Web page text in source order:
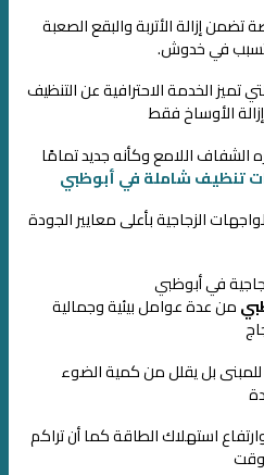
تضمن إزالة الأتربة والبقع الصعبة
التسبب في خدوش.
تميز الخدمة الاحترافية عن التنظيف
الأوساخ فقط
الشفاف اللامع وكأنه جديد تمامًا
تنظيف شاملة في أبوظبي
الزجاجية بأعلى معايير الجودة
في أبوظبي
من عدة عوامل بيئية وجمالية
بل يقلل من كمية الضوء
استهلاك الطاقةكما أن تراكم